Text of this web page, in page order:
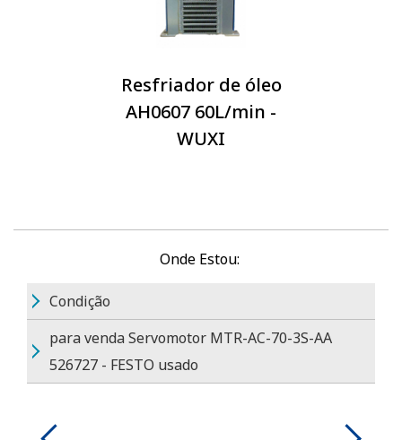
Resfriador de óleo
AH0607 60L/min -
WUXI
Onde Estou:
Condição
para venda Servomotor MTR-AC-70-3S-AA
526727 - FESTO usado